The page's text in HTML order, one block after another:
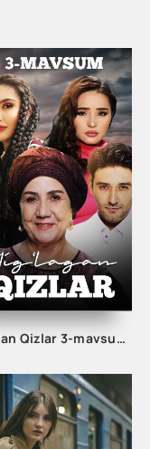
Yig'lagan Qizlar 3-mavsum 1-63-64-65-66-67-68-69-70-71-72-73-74-75-76-77 Qism milliy serial uzbek o'zbek tilida